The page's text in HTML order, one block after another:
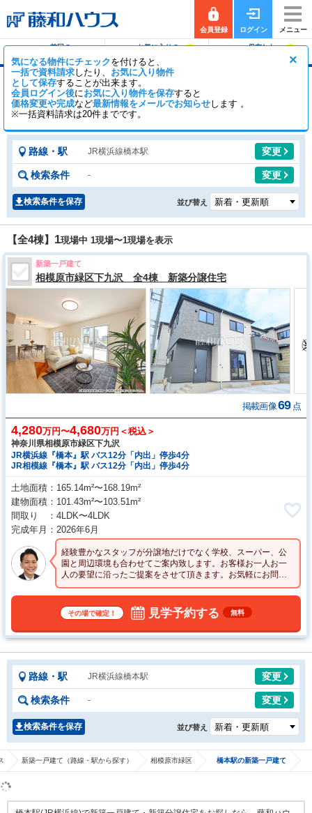
会員登録 ログイン メニュー
前回の
お気に入りの
保存した
×
気になる物件にチェックを付けると、
一括で資料請求したり、 お気に入り物件
として保存することが出来ます。
会員ログイン後にお気に入り物件を保存すると
価格変更や完成など最新情報をメールでお知らせします 。
※一括資料請求は20件までです。
橋本駅の新築一戸建て（分譲住宅・一軒家・建
売）
【全4棟】 一般公開4 棟 会員公開
路線・駅 JR横浜線橋本駅 変更
検索条件 - 変更
検索条件を保存 並び替え
【全4棟】 1現場中 1現場〜1現場を表示
新築一戸建て
相模原市緑区下九沢 全4棟 新築分譲住宅
掲載画像69 点
4,280万円〜4,680万円＜税込＞
神奈川県相模原市緑区下九沢
JR横浜線『橋本』駅 バス12分「内出」停歩4分
JR相模線『橋本』駅 バス12分「内出」停歩4分
土地面積
165.14m²〜168.19m²
建物面積
101.43m²〜103.51m²
間取り
4LDK〜4LDK
完成年月
2026年6月
経験豊かなスタッフが分譲地だけでなく学校、スーパー、公
園と周辺環境も合わせてご案内致します。お客様お一人お一
人の要望に沿ったご提案をさせて頂きます。お気軽にお問い
合わせください。
その場で確定！ 見学予約する 無料
路線・駅 JR横浜線橋本駅 変更
検索条件 - 変更
検索条件を保存 並び替え
新築一戸建て（路線・駅から探す） 相模原市緑区 橋本駅の新築一戸建て